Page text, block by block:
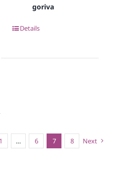
goriva
Details
1 … 6 7 8 Next